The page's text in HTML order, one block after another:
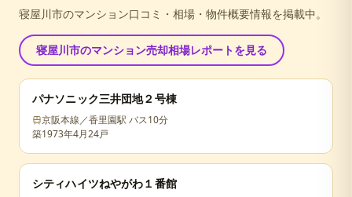
寝屋川市のマンション口コミ・相場・物件概要情報を掲載中。
寝屋川市のマンション売却相場レポートを見る
パナソニック三井団地２号棟
京阪本線／香里園駅 バス10分
築1973年4月24戸
シティハイツねやがわ１番館